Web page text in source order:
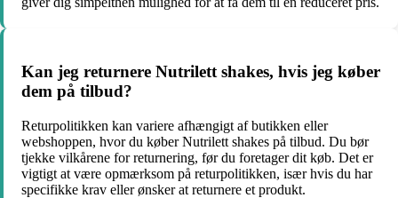
Kan jeg returnere Nutrilett shakes, hvis jeg køber
dem på tilbud?
Returpolitikken kan variere afhængigt af butikken eller
webshoppen, hvor du køber Nutrilett shakes på tilbud. Du bør
tjekke vilkårene for returnering, før du foretager dit køb. Det er
vigtigt at være opmærksom på returpolitikken, især hvis du har
specifikke krav eller ønsker at returnere et produkt.